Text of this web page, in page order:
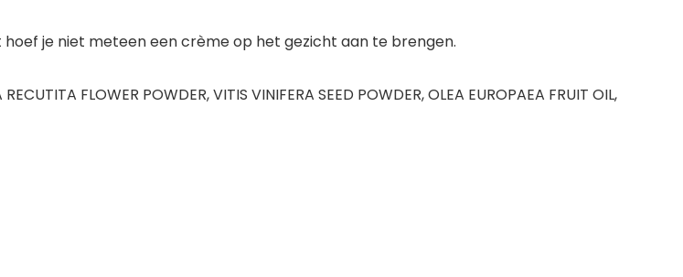
je niet meteen een crème op het gezicht aan te brengen.
FLOWER POWDER, VITIS VINIFERA SEED POWDER, OLEA EUROPAEA FRUIT OIL,